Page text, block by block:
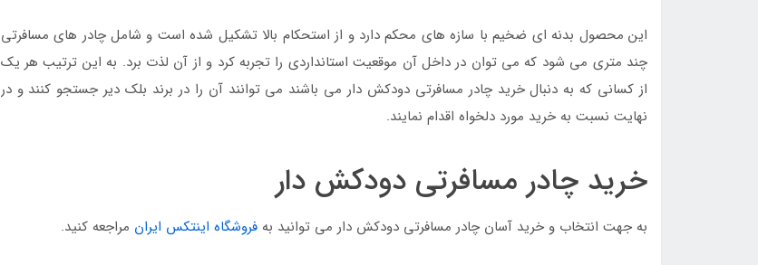
این محصول بدنه ای ضخیم با سازه های محکم دارد و از استحکام بالا تشکیل شده است و شامل چادر های مسافرتی
چند متری می شود که می توان در داخل آن موقعیت استانداردی را تجربه کرد و از آن لذت برد. به این ترتیب هر یک
از کسانی که به دنبال خرید چادر مسافرتی دودکش دار می باشند می توانند آن را در برند بلک دیر جستجو کنند و در
نهایت نسبت به خرید مورد دلخواه اقدام نمایند.
خرید چادر مسافرتی دودکش دار
به جهت انتخاب و خرید آسان چادر مسافرتی دودکش دار می توانید به فروشگاه اینتکس ایران مراجعه کنید.